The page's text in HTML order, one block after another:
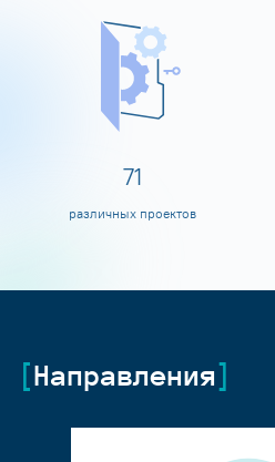
80
различных проектов
Направления